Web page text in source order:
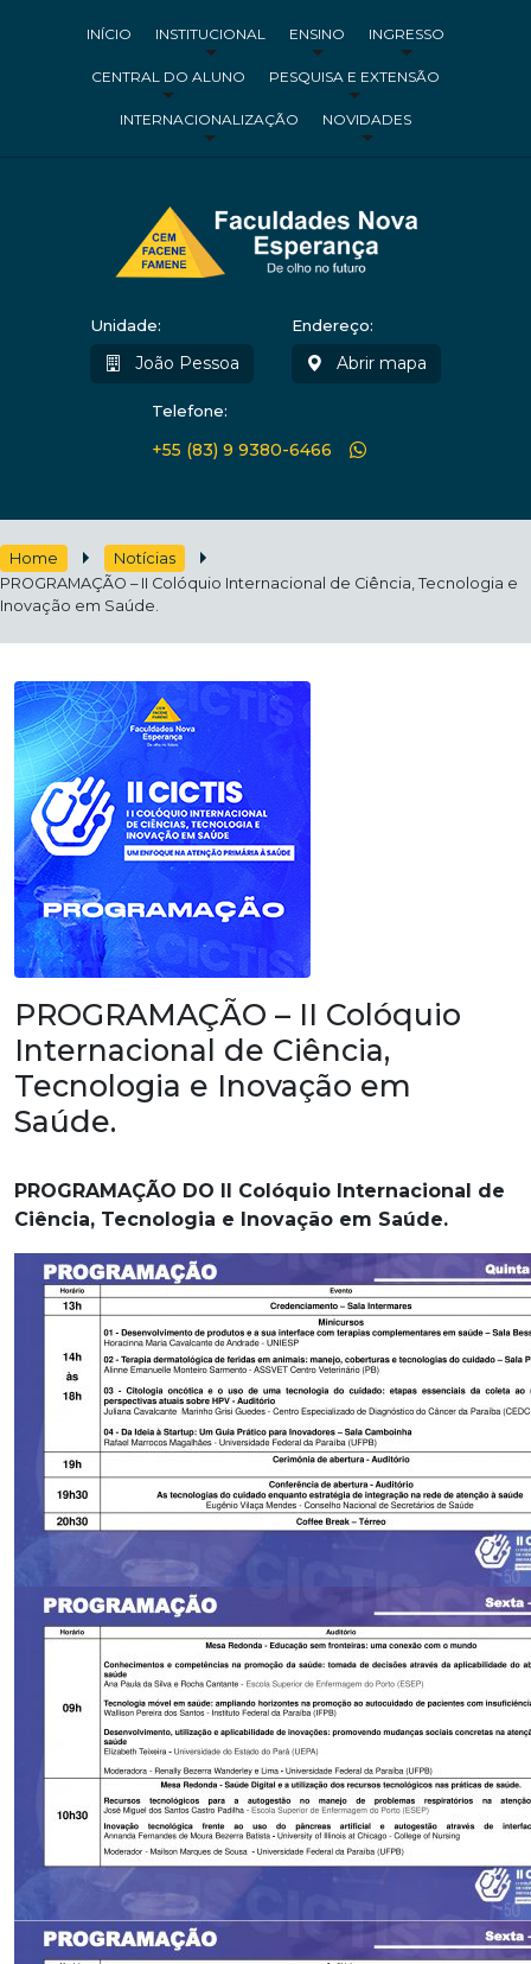
INÍCIO INSTITUCIONAL ENSINO INGRESSO
CENTRAL DO ALUNO PESQUISA E EXTENSÃO
INTERNACIONALIZAÇÃO NOVIDADES
Unidade:
João Pessoa
Endereço:
Abrir mapa
Telefone:
+55 (83) 9 9380-6466
Home
Notícias
PROGRAMAÇÃO – II Colóquio Internacional de Ciência, Tecnologia e
Inovação em Saúde.
PROGRAMAÇÃO – II Colóquio
Internacional de Ciência,
Tecnologia e Inovação em
Saúde.
PROGRAMAÇÃO DO II Colóquio Internacional de
Ciência, Tecnologia e Inovação em Saúde.